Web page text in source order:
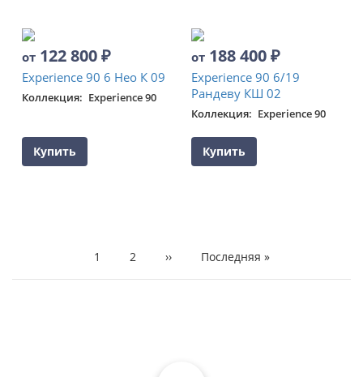
от 122 800₽
Experience 90 6 Нео К 09
Коллекция Experience 90
Купить
от 188 400₽
Experience 90 6/19
Рандеву КШ 02
Коллекция Experience 90
Купить
СТРАНИЦТекущая
1 Page
2 Следующая
›› Последняя
страница
Последняя »